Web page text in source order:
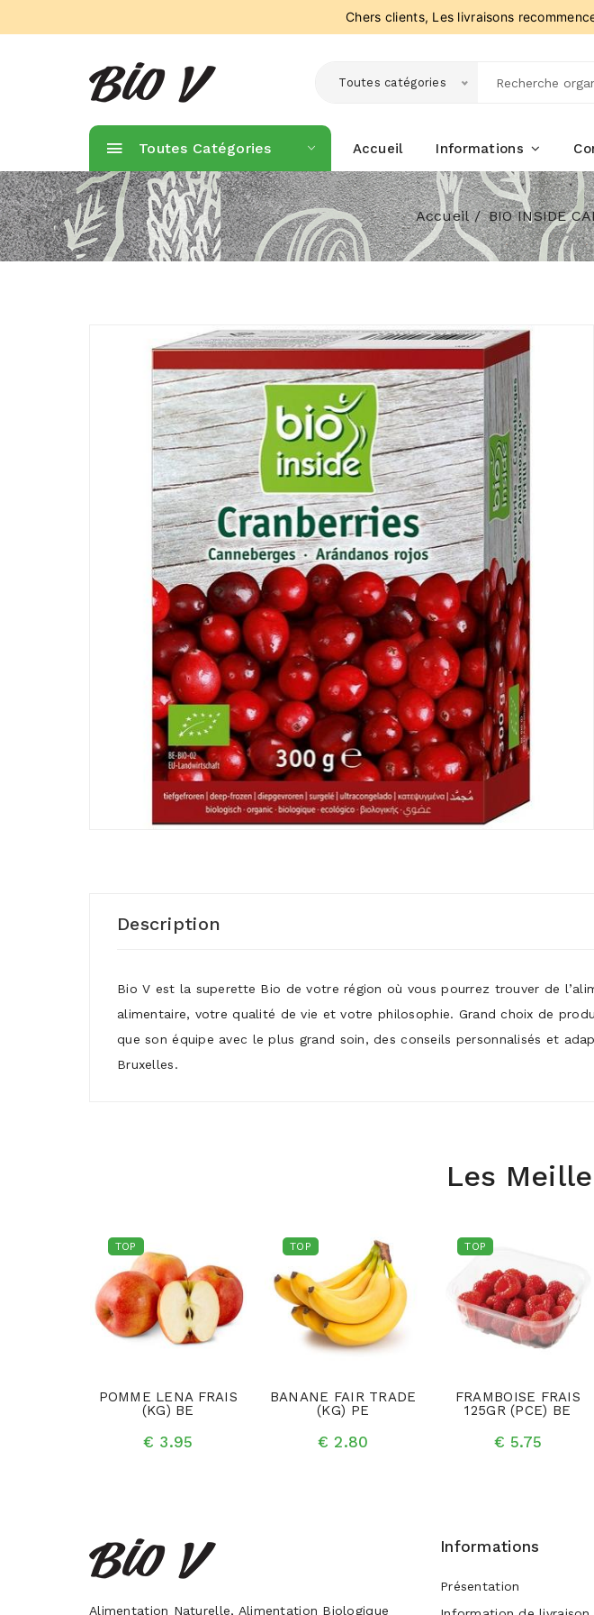
Chers clients, Les livraisons
Toutes catégories
Toutes Catégories Accueil Informations
Accueil BIO INSIDE
Description
Bio V est la superette Bio de votre région où vous pourrez trouver de
alimentaire, votre qualité de vie et votre philosophie. Grand choix de
que son équipe avec le plus grand soin, des conseils personnalisés et
Bruxelles.
Les
TOP
POMME LENA FRAIS
(KG) BE
€ 3.95
TOP
BANANE FAIR TRADE
(KG) PE
€ 2.80
TOP
FRAMBOISE FRAIS
125GR (PCE) BE
€ 5.75
Alimentation Naturelle, Alimentation Biologique
Informations
Présentation